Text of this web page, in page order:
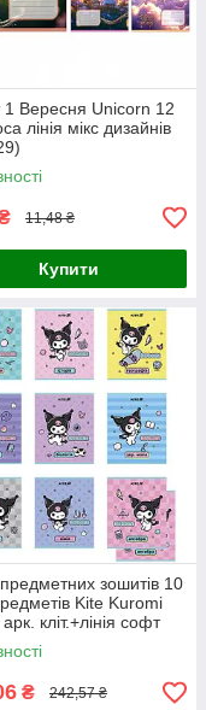
Вересня Unicorn 12
лінія мікс дизайнів
11,48 ₴
Купити
зошитів 10
Kite Kuromi
кліт.+лінія софт
лак (hk25-240-1-9)
₴ 242,57 ₴